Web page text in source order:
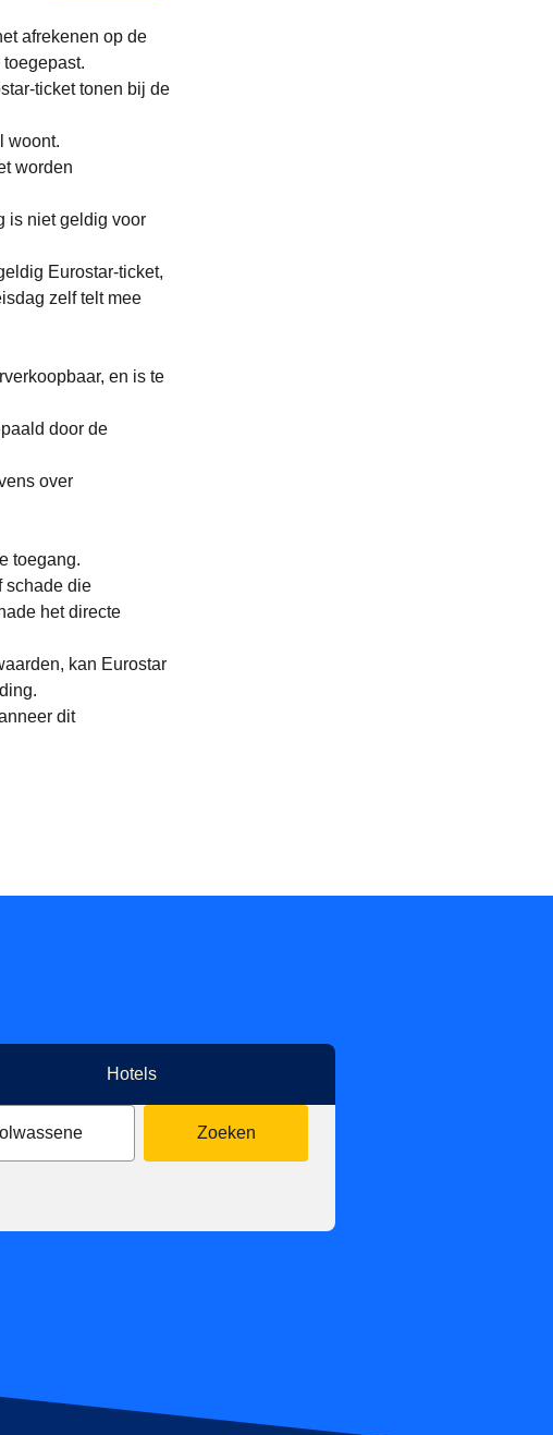
afrekenen op de
ticket tonen bij de
woont.
worden
is niet geldig voor
Eurostar-ticket,
zelf telt mee
en is te
door de
over
toegang.
schade die
het directe
kan Eurostar
dit
Hotels
Zoeken